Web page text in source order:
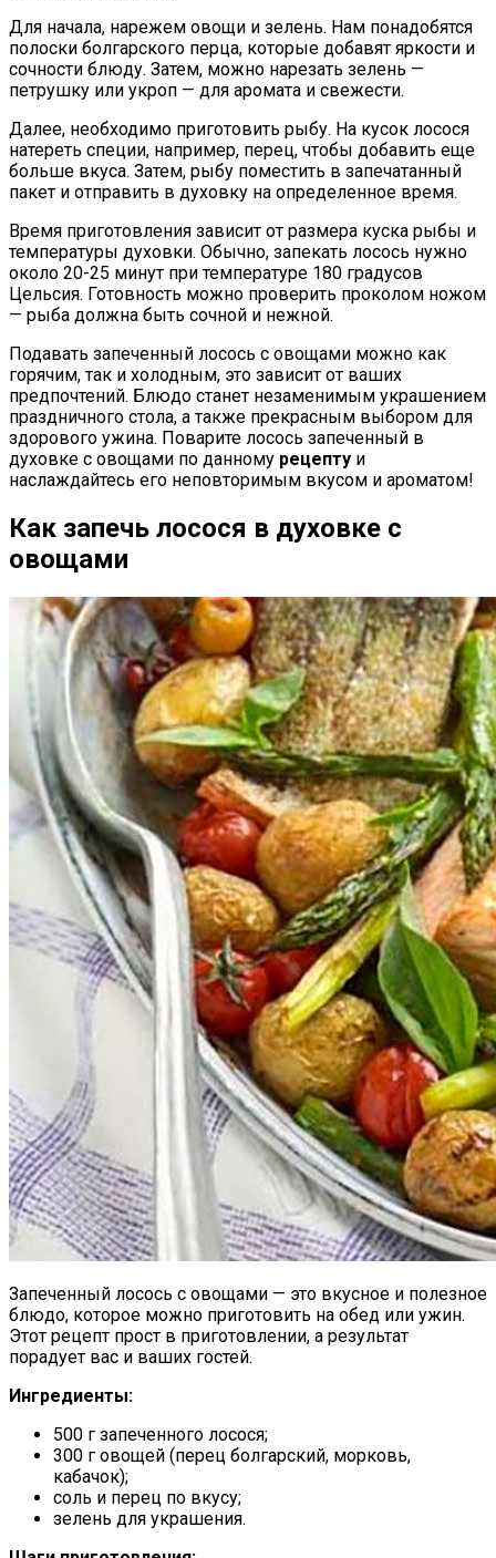
Для начала, нарежем овощи и зелень. Нам понадобятся
полоски болгарского перца, которые добавят яркости и
сочности блюду. Затем, можно нарезать зелень —
петрушку или укроп — для аромата и свежести.
Далее, необходимо приготовить рыбу. На кусок лосося
натереть специи, например, перец, чтобы добавить еще
больше вкуса. Затем, рыбу поместить в запечатанный
пакет и отправить в духовку на определенное время.
Время приготовления зависит от размера куска рыбы и
температуры духовки. Обычно, запекать лосось нужно
около 20-25 минут при температуре 180 градусов
Цельсия. Готовность можно проверить проколом ножом
— рыба должна быть сочной и нежной.
Подавать запеченный лосось с овощами можно как
горячим, так и холодным, это зависит от ваших
предпочтений. Блюдо станет незаменимым украшением
праздничного стола, а также прекрасным выбором для
здорового ужина. Поварите лосось запеченный в
духовке с овощами по данному рецепту и
наслаждайтесь его неповторимым вкусом и ароматом!
Как запечь лосося в духовке с
овощами
Запеченный лосось с овощами — это вкусное и полезное
блюдо, которое можно приготовить на обед или ужин.
Этот рецепт прост в приготовлении, а результат
порадует вас и ваших гостей.
Ингредиенты:
500 г запеченного лосося;
300 г овощей (перец болгарский, морковь,
кабачок);
соль и перец по вкусу;
зелень для украшения.